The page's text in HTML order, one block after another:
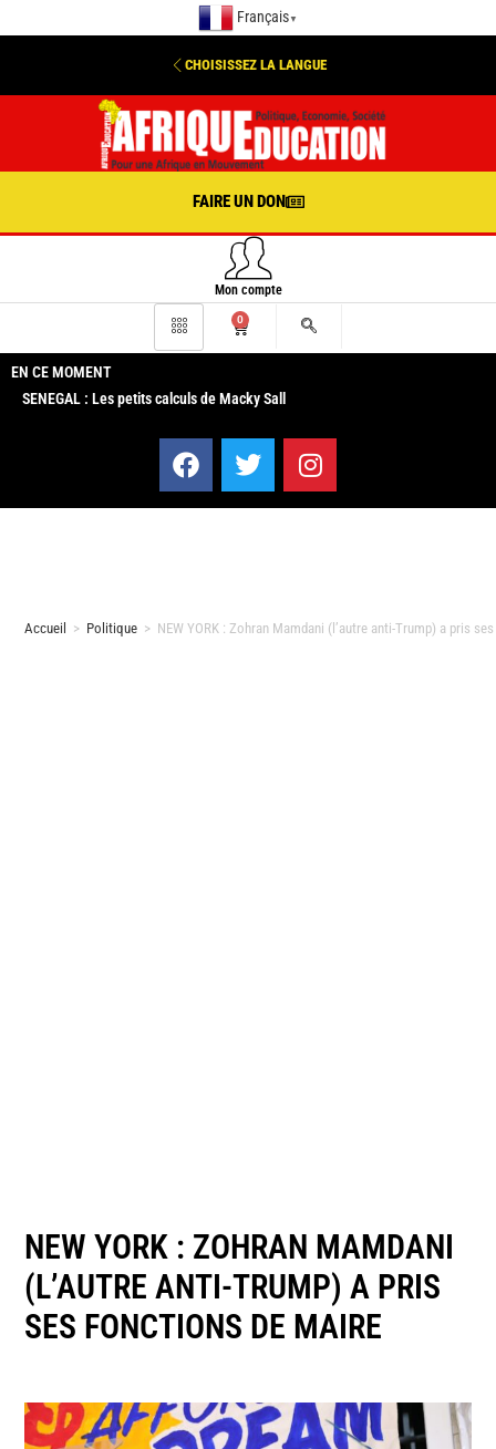
Français ▼
CHOISISSEZ LA LANGUE
FAIRE UN DON
Mon compte
0
EN CE MOMENT
SENEGAL : Les petits calculs de Macky Sall
Accueil > Politique > NEW YORK : Zohran Mamdani (l’autre anti-Trump) a pris
NEW YORK : ZOHRAN MAMDANI
(L’AUTRE ANTI-TRUMP) A PRIS
SES FONCTIONS DE MAIRE